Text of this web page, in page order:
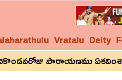
Vratalu Deity
పదకొండవరోజు